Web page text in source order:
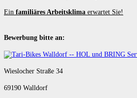
Ein familiäres Arbeitsklima erwartet Sie!
Bewerbung bitte an:
Wieslocher Straße 34
69190 Walldorf